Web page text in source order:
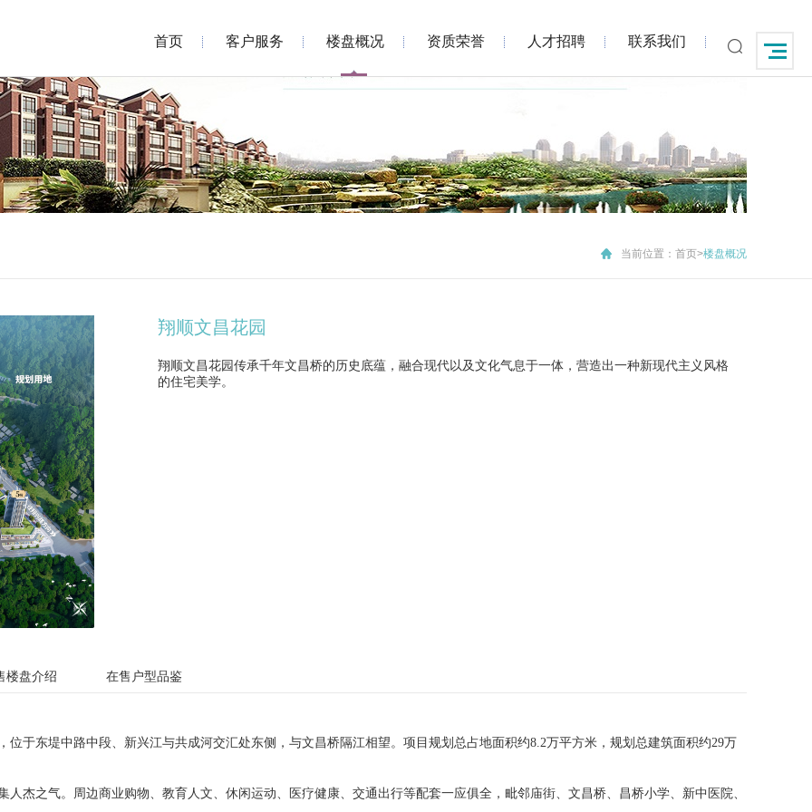
首页 客户服务 楼盘概况 资质荣誉 人才招聘 联系我们
当前位置： 首页>楼盘概况
翔顺文昌花园
翔顺文昌花园传承千年文昌桥的历史底蕴，融合现代以及文化气息于一体，营造出一种新现代主义风格
的住宅美学。
楼盘介绍 在售户型品鉴
位于东堤中路中段、新兴江与共成河交汇处东侧，与文昌桥隔江相望。项目规划总占地面积约8.2万平方米，规划总建筑面积约29万
杰之气。周边商业购物、教育人文、休闲运动、医疗健康、交通出行等配套一应俱全，毗邻庙街、文昌桥、昌桥小学、新中医院、